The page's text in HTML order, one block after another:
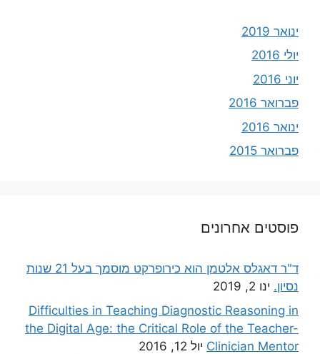
ינואר 2019
יולי 2016
יוני 2016
פברואר 2016
ינואר 2016
פברואר 2015
פוסטים אחרונים
ד"ר דאגלס אלטמן הוא כירופרקט מוסמך בעל 21 שנות
נסיון. ינו 2, 2019
Difficulties in Teaching Diagnostic Reasoning in
the Digital Age: the Critical Role of the Teacher-
Clinician Mentor יול 12, 2016